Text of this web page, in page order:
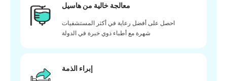
معالجة خالية من هاسيل
احصل على أفضل رعاية في أكثر المستشفيات
شهرة مع أطباء ذوي خبرة في الدولة
إبراء الذمة